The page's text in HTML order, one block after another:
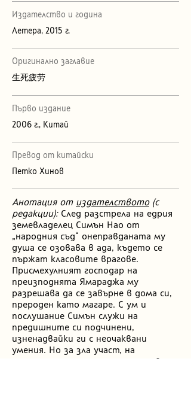
Издателство и година
Летера, 2015 г.
Оригинално заглавие
生死疲劳
Първо издание
2006 г., Китай
Превод от китайски
Петко Хинов
Анотация от издателството(с
редакции):След разстрела на едрия
земевладелец Симън Нао от
„народния съд“ онеправданата му
душа се озовава в ада, където се
пържат класовите врагове.
Присмехулният господар на
преизподнята Ямараджа му
разрешава да се завърне в дома си,
прероден като магаре. С ум и
послушание Симън служи на
предишните си подчинени,
изненадвайки ги с неочаквани
умения. Но за зла участ, на
магарето не е отреден щастлив